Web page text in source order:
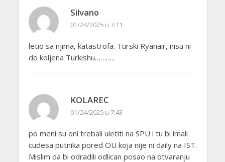
Silvano
01/24/2025 u 7:11
letio sa njima, katastrofa. Turski Ryanair, nisu ni
do koljena Turkishu………..
KOLAREC
01/24/2025 u 7:43
po meni su oni trebali uletiti na SPU i tu bi imali
cudesa putnika pored OU koja nije ni daily na IST.
Mislim da bi odradili odlican posao na otvaranju